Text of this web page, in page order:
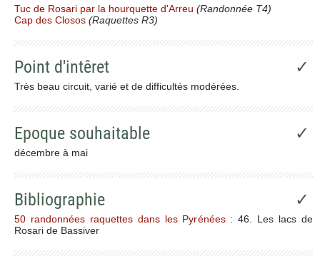
Tuc de Rosari par la hourquette d'Arreu (Randonnée T4)
Cap des Closos (Raquettes R3)
Point d'intêret ✓
Très beau circuit, varié et de difficultés modérées.
Epoque souhaitable ✓
décembre à mai
Bibliographie ✓
50 randonnées raquettes dans les Pyrénées: 46. Les lacs de
Rosari de Bassiver